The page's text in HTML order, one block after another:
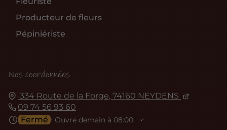
Producteur de fleurs
Pépiniériste
Nos coordonnées
334 Route de la Forge, 74160 NEYDENS
09 74 56 93 60
Fermé ⋅ Ouvre demain à 08:00